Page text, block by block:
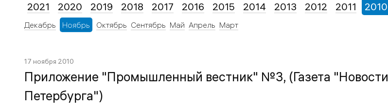
2021 2020 2019 2018 2017 2016 2015 2014 2013 2012 2011 2010
Декабрь Ноябрь Октябрь Сентябрь Май Апрель Март
17 ноября 2010
Приложение "Промышленный вестник" №3, (Газета "Новости
Петербурга")